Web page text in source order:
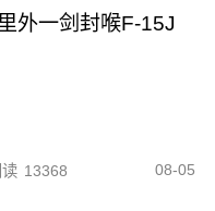
外一剑封喉F-15J
13368 08-05